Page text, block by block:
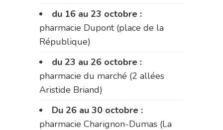
du 16 au 23 octobre :
pharmacie Dupont (place de la
République)
du 23 au 26 octobre :
pharmacie du marché (2 allées
Aristide Briand)
Du 26 au 30 octobre :
pharmacie Charignon-Dumas (La